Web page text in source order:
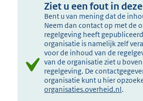
Ziet u een fout in
Bent u van mening dat de
Neem dan contact op met de
regelgeving heeft
organisatie is namelijk zelf
voor de inhoud van de
van de organisatie ziet u
regelgeving. De
organisatie kunt u hier
organisaties.overheid.nl.